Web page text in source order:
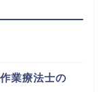
業療法士の